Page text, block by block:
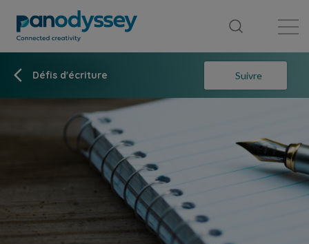
Défis d'écriture Suivre